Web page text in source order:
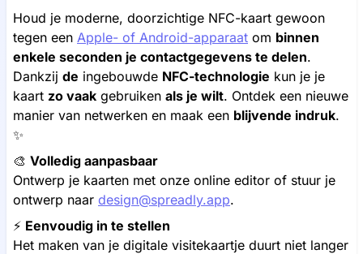
Houd je moderne, doorzichtige NFC-kaart gewoon
tegen een Apple- of Android-apparaat om binnen
enkele seconden je contactgegevens te delen.
Dankzij de ingebouwde NFC-technologie kun je je
kaart zo vaak gebruiken als je wilt. Ontdek een nieuwe
manier van netwerken en maak een blijvende indruk.
✨
🎨 Volledig aanpasbaar
Ontwerp je kaarten met onze online editor of stuur je
ontwerp naar design@spreadly.app.
⚡️ Eenvoudig in te stellen
Het maken van je digitale visitekaartje duurt niet langer